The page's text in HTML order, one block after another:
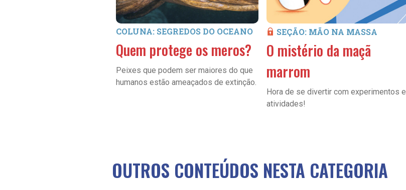
COLUNA: SEGREDOS DO OCEANO
Quem protege os meros?
Peixes que podem ser maiores do que
humanos estão ameaçados de extinção.
SEÇÃO: MÃO NA MASSA
O mistério da maçã
marrom
Hora de se divertir com experimentos e
atividades!
OUTROS CONTEÚDOS NESTA CATEGORIA